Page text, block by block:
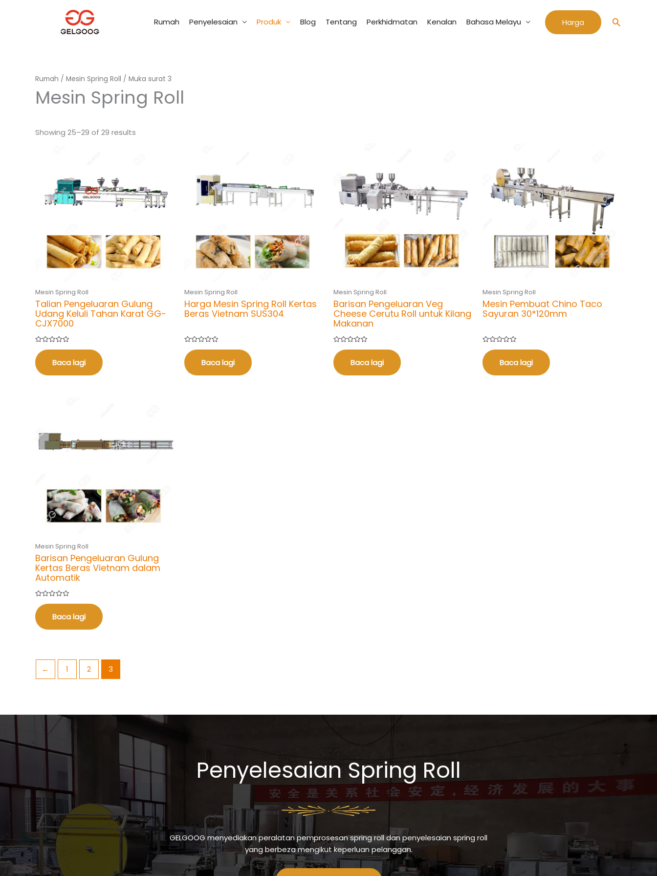
Rumah Penyelesaian Produk Blog Tentang Perkhidmatan Kenalan Bahasa Melayu Harga Cari
Rumah / Mesin Spring Roll / Muka surat 3
Mesin Spring Roll
Showing 25–29 of 29 results
Mesin Spring Roll
Talian Pengeluaran Gulung
Udang Keluli Tahan Karat GG-
CJX7000
Dinilai
0
daripada
5
Baca lagi
Mesin Spring Roll
Harga Mesin Spring Roll Kertas
Beras Vietnam SUS304
Dinilai
0
daripada
5
Baca lagi
Mesin Spring Roll
Barisan Pengeluaran Veg
Cheese Cerutu Roll untuk Kilang
Makanan
Dinilai
0
daripada
5
Baca lagi
Mesin Spring Roll
Mesin Pembuat Chino Taco
Sayuran 30*120mm
Dinilai
0
daripada
5
Baca lagi
Mesin Spring Roll
Barisan Pengeluaran Gulung
Kertas Beras Vietnam dalam
Automatik
Dinilai
0
daripada
5
Baca lagi
← 1 2 3
Penyelesaian Spring Roll
GELGOOG menyediakan peralatan pemprosesan spring roll dan penyelesaian spring roll
yang berbeza mengikut keperluan pelanggan.